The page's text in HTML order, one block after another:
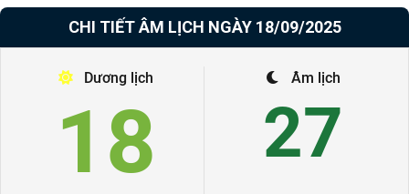
CHI TIẾT ÂM LỊCH NGÀY 18/09/2025
Dương lịch
18
Âm lịch
27